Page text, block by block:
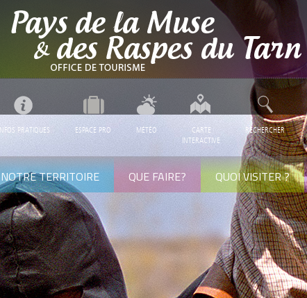
INFOS PRATIQUES ESPACE PRO MÉTÉO
CARTE
INTERACTIVE
RECHERCHER
NOTRE TERRITOIRE QUE FAIRE? QUOI VISITER ?